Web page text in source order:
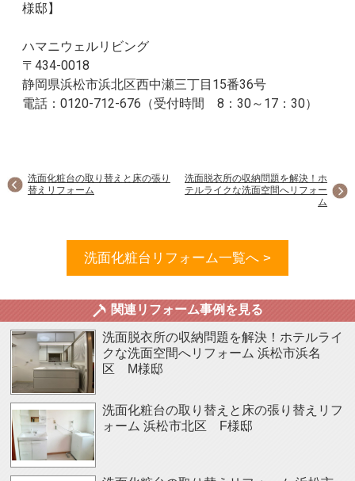
様邸】
ハマニウェルリビング
〒434-0018
静岡県浜松市浜北区西中瀬三丁目15番36号
電話：0120-712-676（受付時間 8：30～17：30）
洗面化粧台の取り替えと床の張り
替えリフォーム
洗面脱衣所の収納問題を解決！ホ
テルライクな洗面空間へリフォー
ム
洗面化粧台リフォーム一覧へ >
関連リフォーム事例を見る
洗面脱衣所の収納問題を解決！ホテルライ
クな洗面空間へリフォーム 浜松市浜名
区 M様邸
洗面化粧台の取り替えと床の張り替えリフ
ォーム 浜松市北区 F様邸